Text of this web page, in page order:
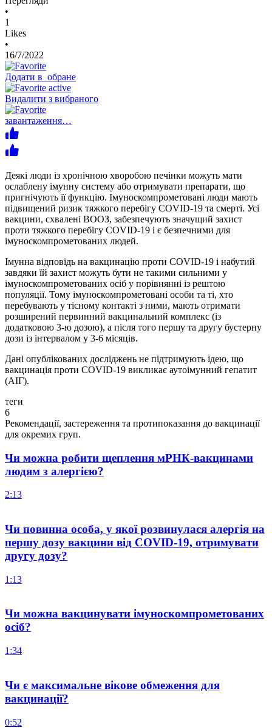
•
1
Likes
•
16/7/2022
Додати в обране
Видалити з вибраного
завантаження…
Деякі люди із хронічною хворобою печінки можуть мати
ослаблену імунну систему або отримувати препарати, що
пригнічують її функцію. Імуноскомпрометовані люди мають
підвищений ризик тяжкого перебігу COVID-19 та смерті. Усі
вакцини, схвалені ВООЗ, забезпечують значущий захист
проти тяжкого перебігу COVID-19 і є безпечними для
імуноскомпрометованих людей.
Імунна відповідь на вакцинацію проти COVID-19 і набутий
завдяки їй захист можуть бути не такими сильними у
імуноскомпрометованих осіб у порівнянні із рештою
популяції. Тому імуноскомпрометовані особи та ті, хто
перебувають у тісному контакті з ними, мають отримати
розширений первинний вакцинальний комплекс (із
додатковою 3-ю дозою), а після того першу та другу бустерну
дози із інтервалом у 3-6 місяців.
Дані опублікованих досліджень не підтримують ідею, що
вакцинація проти COVID-19 викликає аутоімунний гепатит
(АІГ).
теги
6
Рекомендації, застереження та протипоказання до вакцинації
для окремих груп.
Чи можна робити щеплення мРНК-вакцинами
людям з алергією?
2:13
Чи повинна особа, у якої розвинулася алергія на
першу дозу вакцини від COVID-19, отримувати
другу дозу?
1:13
Чи можна вакцинувати імуноскомпрометованих
осіб?
1:34
Чи є максимальне вікове обмеження для
вакцинації?
0:52